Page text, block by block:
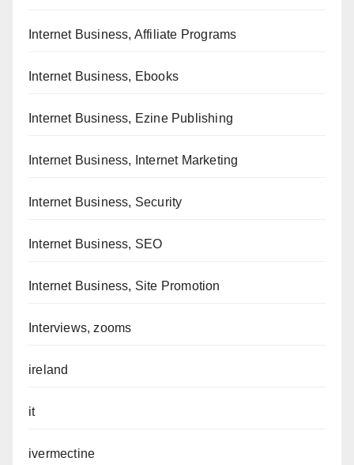
Internet Business, Affiliate Programs
Internet Business, Ebooks
Internet Business, Ezine Publishing
Internet Business, Internet Marketing
Internet Business, Security
Internet Business, SEO
Internet Business, Site Promotion
Interviews, zooms
ireland
it
ivermectine